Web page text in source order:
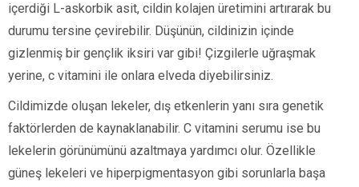
içerdiği L-askorbik asit, cildin kolajen üretimini artırarak bu
durumu tersine çevirebilir. Düşünün, cildinizin içinde
gizlenmiş bir gençlik iksiri var gibi! Çizgilerle uğraşmak
yerine, c vitamini ile onlara elveda diyebilirsiniz.
Cildimizde oluşan lekeler, dış etkenlerin yanı sıra genetik
faktörlerden de kaynaklanabilir. C vitamini serumu ise bu
lekelerin görünümünü azaltmaya yardımcı olur. Özellikle
güneş lekeleri ve hiperpigmentasyon gibi sorunlarla başa